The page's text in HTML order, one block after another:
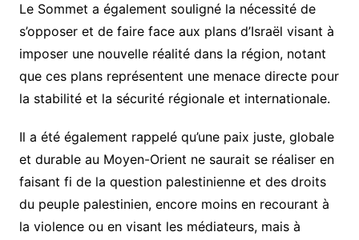
Le Sommet a également souligné la nécessité de
s’opposer et de faire face aux plans d’Israël visant à
imposer une nouvelle réalité dans la région, notant
que ces plans représentent une menace directe pour
la stabilité et la sécurité régionale et internationale.
Il a été également rappelé qu’une paix juste, globale
et durable au Moyen-Orient ne saurait se réaliser en
faisant fi de la question palestinienne et des droits
du peuple palestinien, encore moins en recourant à
la violence ou en visant les médiateurs, mais à